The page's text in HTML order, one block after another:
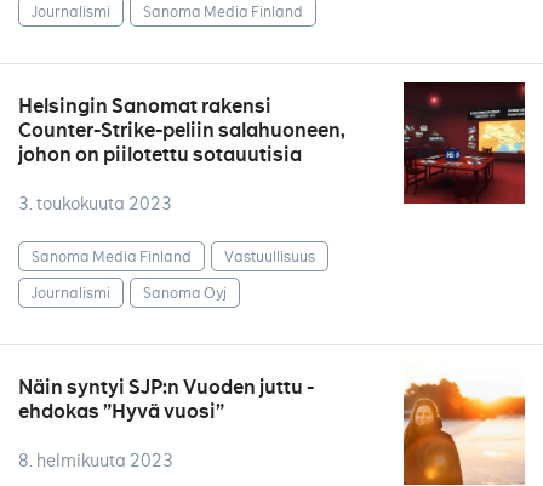
Journalismi Sanoma Media Finland
Helsingin Sanomat rakensi
Counter-Strike-peliin salahuoneen,
johon on piilotettu sotauutisia
3. toukokuuta 2023
Sanoma Media Finland
Vastuullisuus
Journalismi
Sanoma Oyj
Näin syntyi SJP:n Vuoden juttu -
ehdokas ”Hyvä vuosi”
8. helmikuuta 2023